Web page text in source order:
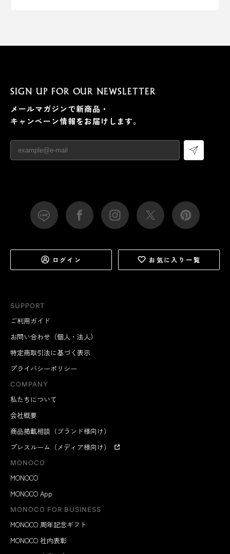
SUPPORT
ご利用ガイド
お問い合わせ（個人・法人）
特定商取引法に基づく表示
プライバシーポリシー
COMPANY
私たちについて
会社概要
商品掲載相談（ブランド様向け）
プレスルーム（メディア様向け）
MONOCO
MONOCO
MONOCO App
MONOCO FOR BUSINESS
MONOCO 周年記念ギフト
MONOCO 社内表彰
SIGN UP FOR OUR NEWSLETTER
メールマガジンで新商品・
キャンペーン情報をお届けします。
ログイン お気に入り一覧